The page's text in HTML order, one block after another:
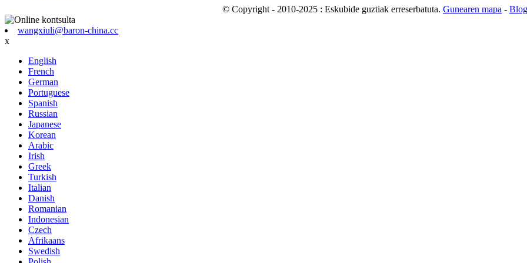
© Copyright - 2010-2025 : Eskubide guztiak erreserbatuta. Gunearen mapa -
wangxiuli@baron-china.cc
x
English
French
German
Portuguese
Spanish
Russian
Japanese
Korean
Arabic
Irish
Greek
Turkish
Italian
Danish
Romanian
Indonesian
Czech
Afrikaans
Swedish